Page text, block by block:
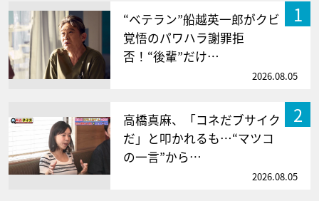
1
“ベテラン”船越英一郎がクビ
覚悟のパワハラ謝罪拒
否！“後輩”だけ…
2026.08.05
2
高橋真麻、「コネだブサイク
だ」と叩かれるも…“マツコ
の一言”から…
2026.08.05